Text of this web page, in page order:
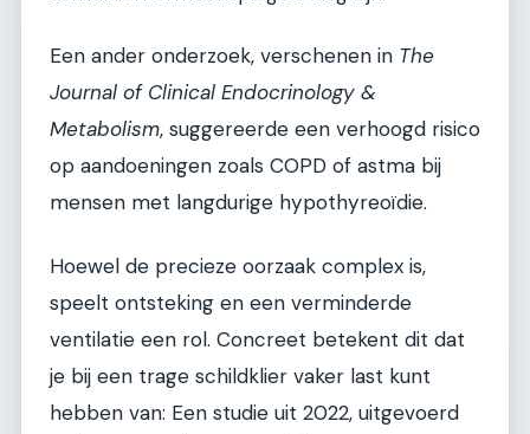
Een ander onderzoek, verschenen in The
Journal of Clinical Endocrinology &
Metabolism, suggereerde een verhoogd risico
op aandoeningen zoals COPD of astma bij
mensen met langdurige hypothyreoïdie.
Hoewel de precieze oorzaak complex is,
speelt ontsteking en een verminderde
ventilatie een rol. Concreet betekent dit dat
je bij een trage schildklier vaker last kunt
hebben van: Een studie uit 2022, uitgevoerd